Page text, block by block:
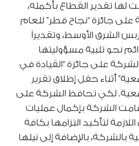
تقدير القطاع بأكمله،
جائزة “نجاح قطر” للعام
الشرق الأوسط، وتقديراً
نحو تلبية مسؤوليتها
على جائزة “القيادة في
أثناء حفل إطلاق تقرير
لكي تحافظ الشركة على
قامت الشركة بإكمال عمليات
لتأكيد التزامها بكافة
بالشركة، بالإضافة إلى نيلها